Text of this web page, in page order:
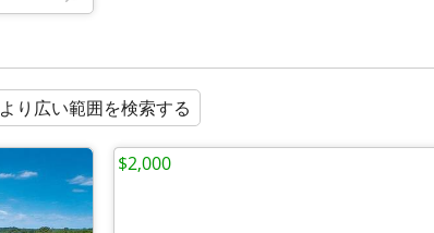
より広い範囲を検索する
$2,000